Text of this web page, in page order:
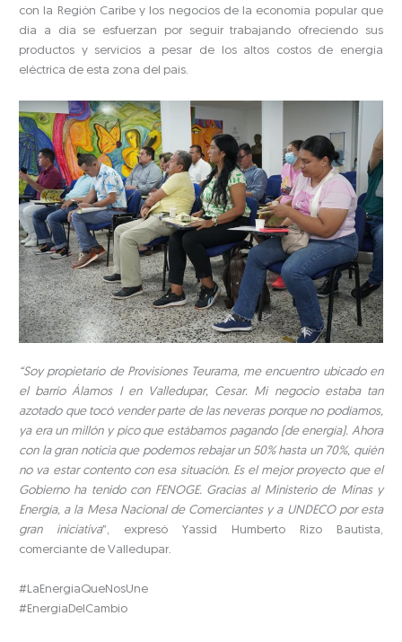
con la Región Caribe y los negocios de la economía popular que
día a día se esfuerzan por seguir trabajando ofreciendo sus
productos y servicios a pesar de los altos costos de energía
eléctrica de esta zona del país.
“Soy propietario de Provisiones Teurama, me encuentro ubicado en
el barrio Álamos I en Valledupar, Cesar. Mi negocio estaba tan
azotado que tocó vender parte de las neveras porque no podíamos,
ya era un millón y pico que estábamos pagando (de energía). Ahora
con la gran noticia que podemos rebajar un 50% hasta un 70%, quién
no va estar contento con esa situación. Es el mejor proyecto que el
Gobierno ha tenido con FENOGE. Gracias al Ministerio de Minas y
Energía, a la Mesa Nacional de Comerciantes y a UNDECO por esta
gran iniciativa”, expresó Yassid Humberto Rizo Bautista,
comerciante de Valledupar.
#LaEnergíaQueNosUne
#EnergíaDelCambio